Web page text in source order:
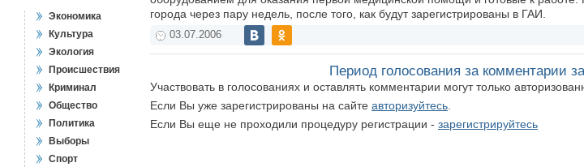
Экономика
Культура
Экология
Происшествия
Криминал
Общество
Политика
Выборы
Спорт
города через пару недель, после того, как будут зарегистрированы в ГАИ.
03.07.2006
Период голосования за комментарии
Участвовать в голосованиях и оставлять комментарии могут только
Если Вы уже зарегистрированы на сайте авторизуйтесь
Если Вы еще не проходили процедуру регистрации - зарегистрируйтесь